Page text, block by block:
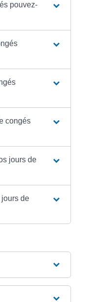
pouvez-
congés
jours de
jours de